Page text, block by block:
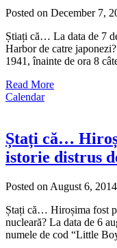
Posted on December 7,
Știați că… La data de 7
Harbor de catre
1941, înainte de ora 8
Read More
Calendar
Ștați că…
istorie distrus
Posted on August 6, 2014
Ștați că… Hiroșima fost
nucleară? La data de 6
numele de cod “Little